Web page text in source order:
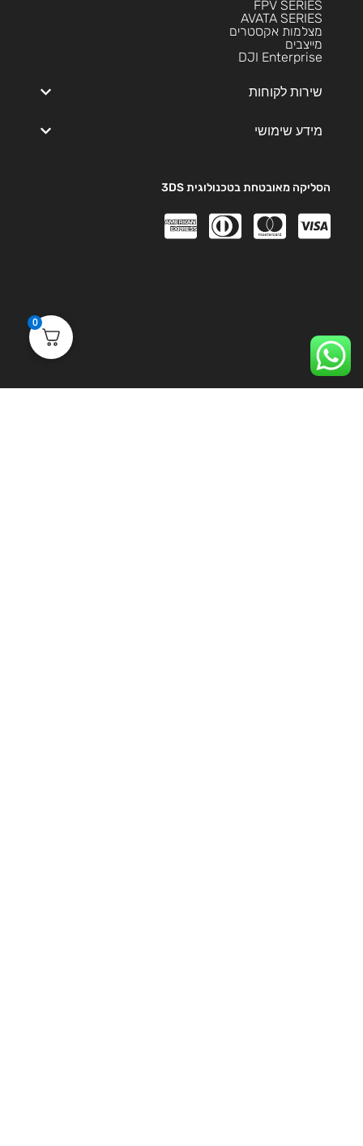
FPV SERIES
AVATA SERIES
מצלמות אקסטרים
מייצבים
DJI Enterprise
שירות לקוחות
מידע שימושי
הסליקה מאובטחת בטכנולוגית 3DS
0